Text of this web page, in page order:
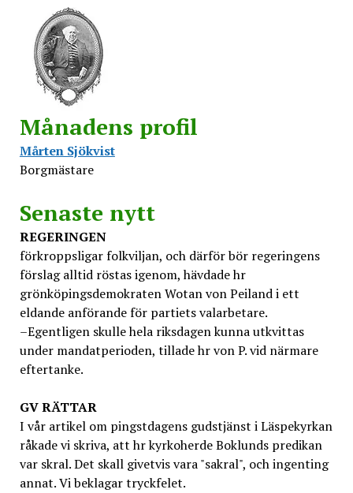
Månadens profil
Mårten Sjökvist
Borgmästare
Senaste nytt
REGERINGEN
förkroppsligar folkviljan, och därför bör regeringens
förslag alltid röstas igenom, hävdade hr
grönköpingsdemokraten Wotan von Peiland i ett
eldande anförande för partiets valarbetare.
–Egentligen skulle hela riksdagen kunna utkvittas
under mandatperioden, tillade hr von P. vid närmare
eftertanke.
GVRÄTTAR
I vår artikel om pingstdagens gudstjänst i Läspekyrkan
råkade vi skriva, att hr kyrkoherde Boklunds predikan
var skral. Det skall givetvis vara "sakral", och ingenting
annat. Vi beklagar tryckfelet.